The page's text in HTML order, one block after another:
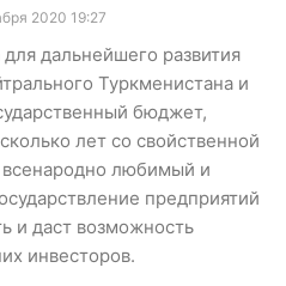
2020 19:27
дальнейшего развития
Туркменистана и
бюджет,
лет со свойственной
любимый и
предприятий
и даст возможность
инвесторов.